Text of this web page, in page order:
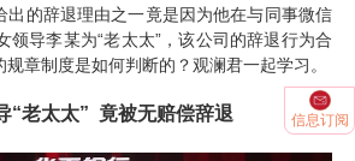
信息订阅
出的辞退理由之一竟是因为他在与同事微信
领导李某为“老太太”，该公司的辞退行为合
章制度是如何判断的？观澜君一起学习。
太太” 竟被无赔偿辞退